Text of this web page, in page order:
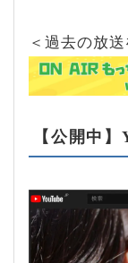
＜過去の放
【公開中